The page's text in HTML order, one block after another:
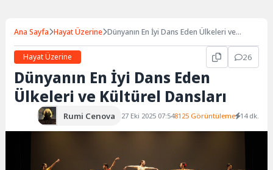
Ana Sayfa Hayat Üzerine Dünyanın En İyi Dans Eden Ülkeleri ve
Hayat Üzerine
26
Dünyanın En İyi Dans Eden
Ülkeleri ve Kültürel Dansları
Rumi Cenova 27 Eki 2025 07:548125 Görüntüleme 14 dk.